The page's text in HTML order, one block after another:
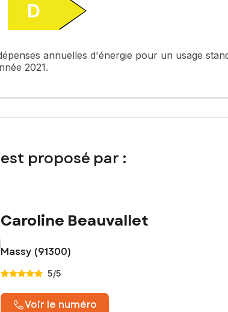
citée à l'article L. 721-1 du code de la construction
SAFTI : Caroline BEAUVALLET, Tél. : 0784693212,
D
annuelles d'énergie pour un usage
2021.
proposé par :
Caroline Beauvallet
Massy (91300)
5/5
Voir le numéro